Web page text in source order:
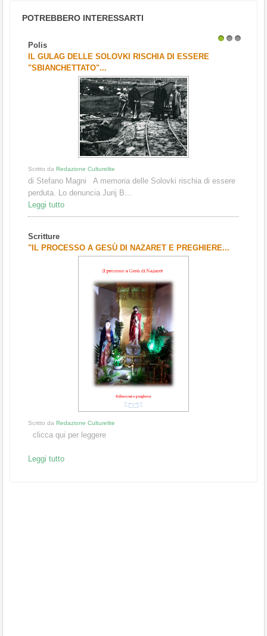
POTREBBERO INTERESSARTI
Polis
IL GULAG DELLE SOLOVKI RISCHIA DI ESSERE
"SBIANCHETTATO"...
Scritto da Redazione Culturelite
di Stefano Magni A memoria delle Solovki rischia di essere
perduta. Lo denuncia Jurij B...
Leggi tutto
Scritture
"IL PROCESSO A GESÙ DI NAZARET E PREGHIERE...
Scritto da Redazione Culturelite
clicca qui per leggere
Leggi tutto